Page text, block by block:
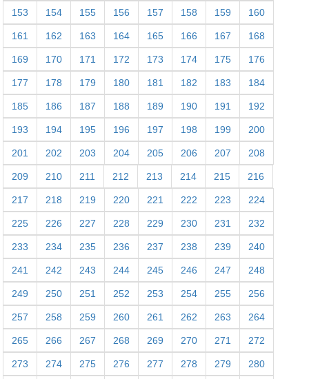
153 154 155 156 157 158 159 160
161 162 163 164 165 166 167 168
169 170 171 172 173 174 175 176
177 178 179 180 181 182 183 184
185 186 187 188 189 190 191 192
193 194 195 196 197 198 199 200
201 202 203 204 205 206 207 208
209 210 211 212 213 214 215 216
217 218 219 220 221 222 223 224
225 226 227 228 229 230 231 232
233 234 235 236 237 238 239 240
241 242 243 244 245 246 247 248
249 250 251 252 253 254 255 256
257 258 259 260 261 262 263 264
265 266 267 268 269 270 271 272
273 274 275 276 277 278 279 280